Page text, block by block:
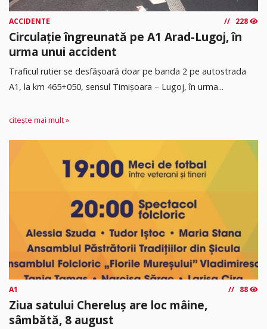
ACCIDENTE 228
Circulație îngreunată pe A1 Arad-Lugoj, în
urma unui accident
Traficul rutier se desfășoară doar pe banda 2 pe autostrada
A1, la km 465+050, sensul Timişoara – Lugoj, în urma...
citește mai mult »
A1 88
Ziua satului Chereluș are loc mâine,
sâmbătă, 8 august